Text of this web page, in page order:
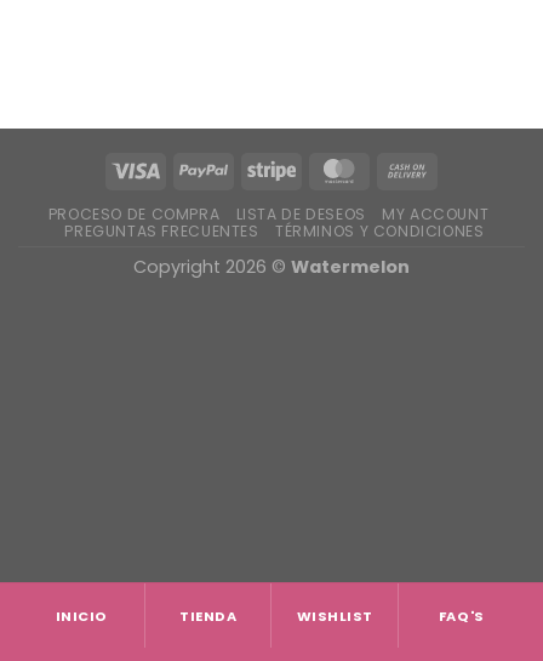
INICIO TIENDA WISHLIST FAQ'S
PROCESO DE COMPRA LISTA DE DESEOS
MY ACCOUNT
PREGUNTAS FRECUENTES
TÉRMINOS Y CONDICIONES
Copyright 2026 © Watermelon